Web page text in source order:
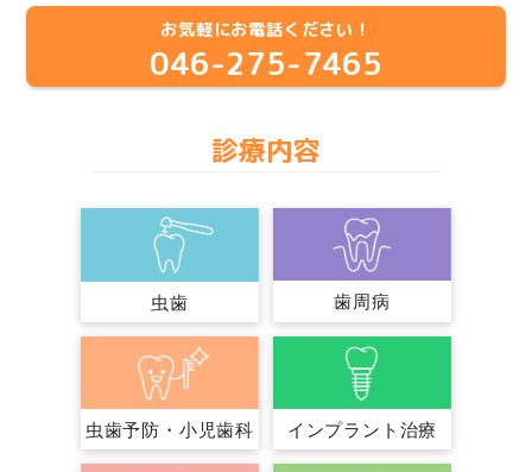
お気軽にお電話ください！
046-275-7465
診療内容
虫歯 歯周病
虫歯予防・小児歯科 インプラント治療